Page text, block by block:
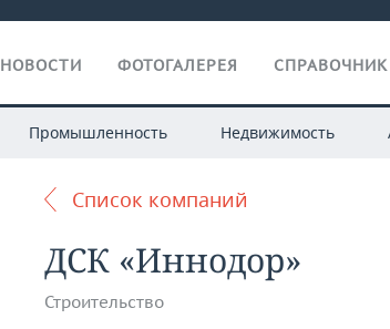
НОВОСТИ ФОТОГАЛЕРЕЯ СПРАВОЧНИК
Промышленность Недвижимость
Список компаний
ДСК «Иннодор»
Строительство